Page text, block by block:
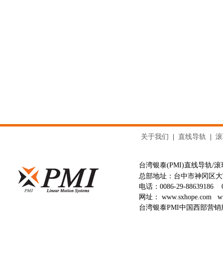
关于我们 直线导轨
台湾银泰(PMI)直线导轨/
总部地址：台中市神冈区
电话： 0086-29-88639186
网址： www.sxhope.com
台湾银泰PMI中国西部营